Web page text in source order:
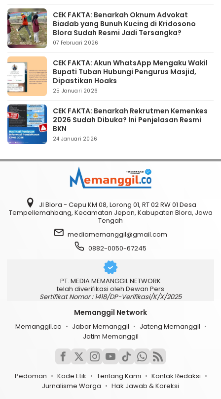
CEK FAKTA: Benarkah Oknum Advokat
Biadab yang Bunuh Kucing di Kridosono
Blora Sudah Resmi Jadi Tersangka?
07 Februari 2026
CEK FAKTA: Akun WhatsApp Mengaku Wakil
Bupati Tuban Hubungi Pengurus Masjid,
Dipastikan Hoaks
25 Januari 2026
CEK FAKTA: Benarkah Rekrutmen Kemenkes
2026 Sudah Dibuka? Ini Penjelasan Resmi
BKN
24 Januari 2026
Jl Blora - Cepu KM 08, Lorong 01, RT 02 RW 01 Desa
Tempellemahbang, Kecamatan Jepon, Kabupaten Blora, Jawa
Tengah
mediamemanggil@gmail.com
0882-0050-67245
PT. MEDIA MEMANGGIL NETWORK
telah diverifikasi oleh Dewan Pers
Sertifikat Nomor : 1418/DP-Verifikasi/K/X/2025
Memanggil Network
Memanggil.co Jabar Memanggil
Jateng Memanggil
Jatim Memanggil
Pedoman Kode Etik Tentang Kami
Kontak Redaksi
Jurnalisme Warga
Hak Jawab & Koreksi